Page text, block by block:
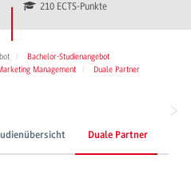
210 ECTS-Punkte
Bachelor-Studienangebot
Management Duale Partner
Duale Partner